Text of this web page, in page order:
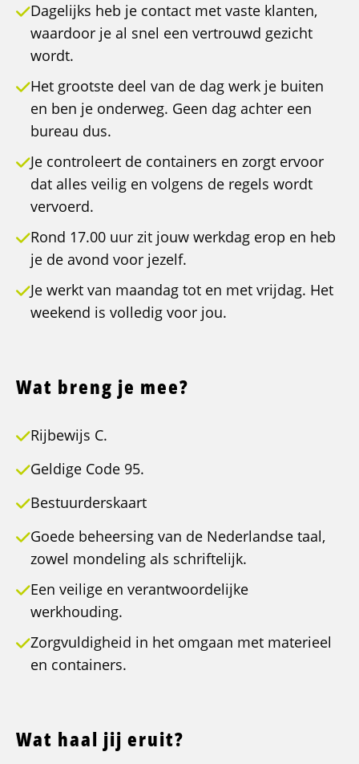
Dagelijks heb je contact met vaste klanten,
waardoor je al snel een vertrouwd gezicht
wordt.
Het grootste deel van de dag werk je buiten
en ben je onderweg. Geen dag achter een
bureau dus.
Je controleert de containers en zorgt ervoor
dat alles veilig en volgens de regels wordt
vervoerd.
Rond 17.00 uur zit jouw werkdag erop en heb
je de avond voor jezelf.
Je werkt van maandag tot en met vrijdag. Het
weekend is volledig voor jou.
Wat breng je mee?
Rijbewijs C.
Geldige Code 95.
Bestuurderskaart
Goede beheersing van de Nederlandse taal,
zowel mondeling als schriftelijk.
Een veilige en verantwoordelijke
werkhouding.
Zorgvuldigheid in het omgaan met materieel
en containers.
Wat haal jij eruit?